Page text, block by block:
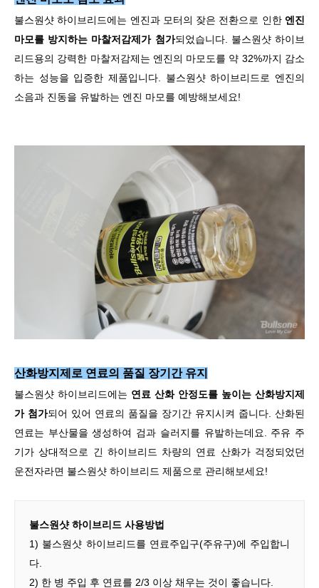
불스원샷 하이브리드에는 엔진과 모터의 잦은 전환으로 인한 엔진
마모를 방지하는 마찰저감제가 첨가되었습니다. 불스원샷 하이브
리드용의 강력한 마찰저감제는 엔진의 마모도를 약 32%까지 감소
하는 성능을 입증한 제품입니다. 불스원샷 하이브리드로 엔진의
소음과 진동을 유발하는 엔진 마모를 예방해보세요!
산화방지제로 연료의 품질 장기간 유지
불스원샷 하이브리드에는 연료 산화 안정도를 높이는 산화방지제
가 첨가되어 있어 연료의 품질을 장기간 유지시켜 줍니다. 산화된
연료는 부산물을 생성하여 검과 슬러지를 유발하는데요. 주유 주
기가 상대적으로 긴 하이브리드 차량의 연료 산화가 걱정되었던
운전자라면 불스원샷 하이브리드 제품으로 관리해보세요!
불스원샷 하이브리드 사용방법
1) 불스원샷 하이브리드를 연료주입구(주유구)에 주입합니
다.
2) 한 병 주입 후 연료를 2/3 이상 채우는 것이 좋습니다.